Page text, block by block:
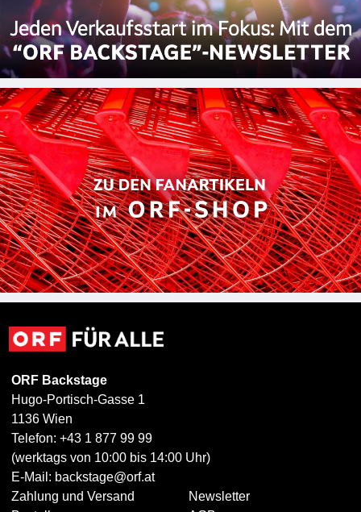
ORF Backstage
Hugo-Portisch-Gasse 1
1136 Wien
Telefon: +43 1 877 99 99
(werktags von 10:00 bis 14:00 Uhr)
E-Mail: backstage@orf.at
Zahlung und Versand
Newsletter